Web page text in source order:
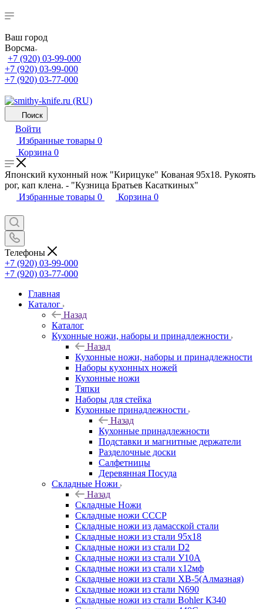
Ваш город
Ворсма
+7 (920) 03-99-000
+7 (920) 03-99-000
+7 (920) 03-77-000
Поиск
Войти
Избранные товары 0
Корзина 0
Японский кухонный нож "Кирицуке" Кованая 95х18. Рукоять
рог, кап клена. - "Кузница Братьев Касаткиных"
Избранные товары 0 Корзина 0
Телефоны
+7 (920) 03-99-000
+7 (920) 03-77-000
Главная
Каталог
Назад
Каталог
Кухонные ножи, наборы и принадлежности
Назад
Кухонные ножи, наборы и принадлежности
Наборы кухонных ножей
Кухонные ножи
Тяпки
Наборы для стейка
Кухонные принадлежности
Назад
Кухонные принадлежности
Подставки и магнитные держатели
Разделочные доски
Салфетницы
Деревянная Посуда
Складные Ножи
Назад
Складные Ножи
Cкладные ножи СССР
Складные ножи из дамасской стали
Складные ножи из стали 95х18
Складные ножи из стали D2
Складные ножи из стали У10А
Складные ножи из стали х12мф
Складные ножи из стали ХВ-5(Алмазная)
Складные ножи из стали N690
Складные ножи из стали Bohler К340